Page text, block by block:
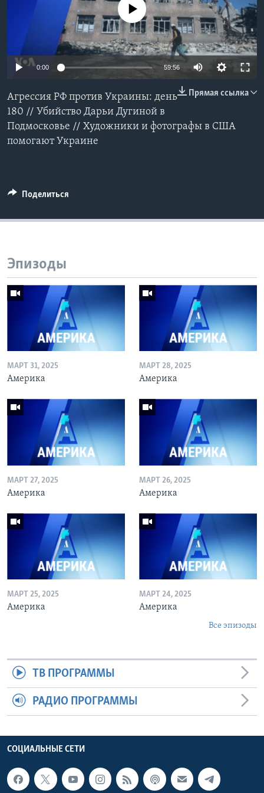
Learning English
СОЦИАЛЬНЫЕ СЕТИ
Языки
No media source currently available
0:00 59:56
Прямая ссылка
Агрессия РФ против Украины: день
180 // Убийство Дарьи Дугиной в
Подмосковье // Художники и фотографы в США
помогают Украине
Поделиться
Эпизоды
МАРТ 31, 2025
Америка
МАРТ 28, 2025
Америка
МАРТ 27, 2025
Америка
МАРТ 26, 2025
Америка
МАРТ 25, 2025
Америка
МАРТ 24, 2025
Америка
Все эпизоды
ТВ ПРОГРАММЫ
РАДИО ПРОГРАММЫ
СОЦИАЛЬНЫЕ СЕТИ